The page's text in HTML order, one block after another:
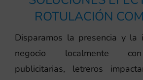
ROTULACIÓN
Disparamos la presencia y
negocio localmente
publicitarias, letreros